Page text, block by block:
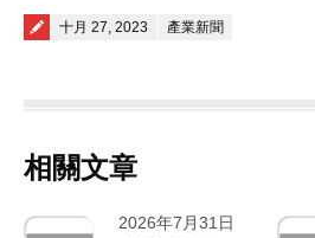
Posted on
十月 27, 2023 產業新聞
相關文章
2026年7月31日